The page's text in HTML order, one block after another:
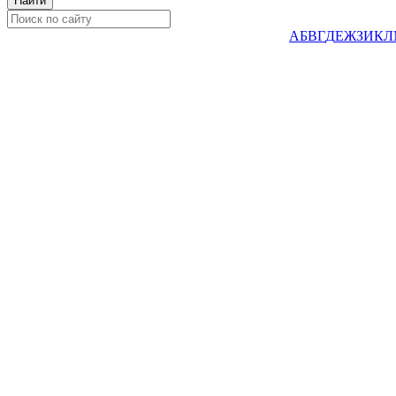
АБВГДЕЖЗИКЛ